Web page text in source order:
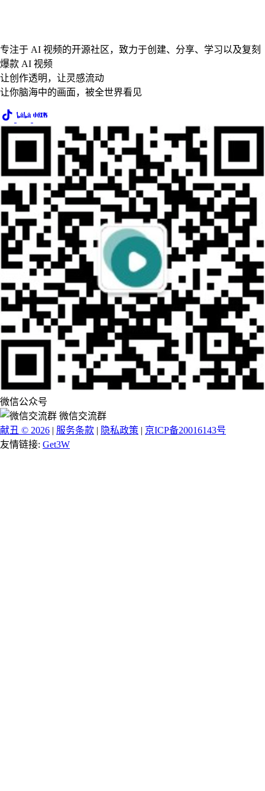
专注于 AI 视频的开源社区，致力于创建、分享、学习以及复刻
爆款 AI 视频
让创作透明，让灵感流动
让你脑海中的画面，被全世界看见
微信公众号
微信交流群
献丑 © 2026 | 服务条款 | 隐私政策 | 京ICP备20016143号
友情链接: Get3W